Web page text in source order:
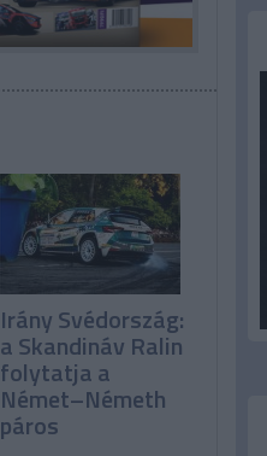
Irány Svédország:
a Skandináv Ralin
folytatja a
Német–Németh
páros